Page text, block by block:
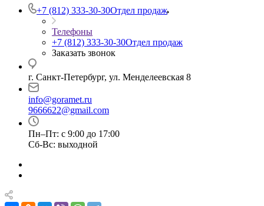
+7 (812) 333-30-30Отдел продаж
Телефоны
+7 (812) 333-30-30Отдел продаж
Заказать звонок
г. Санкт-Петербург, ул. Менделеевская 8
info@goramet.ru
9666622@gmail.com
Пн–Пт: с 9:00 до 17:00
Сб-Вс: выходной